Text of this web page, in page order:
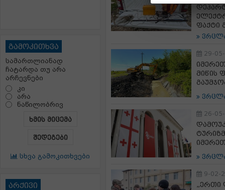
გამოკითხვა
სამართლიანად
ჩატარდა თუ არა
არჩევნები
კი
არა
ნაწილობრივ
ხმის მიცემა
შედეგები
სხვა გამოკითხვები
არქივი
ფაქტი
29-
მიწის
26-
9-02-
„ერთი